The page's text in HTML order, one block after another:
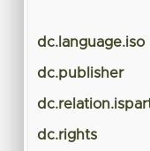
dc.language.iso
dc.publisher
dc.rights